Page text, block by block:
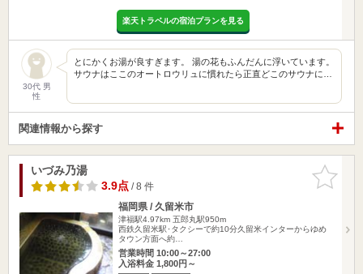
楽天トラベルの宿泊プランを見る
30代 男
性
とにかくお湯が良すぎます。 湯の花もふんだんに浮いています。
サウナはここのオートロウリュに慣れたら正直どこのサウナに…
関連情報から探す
お気に入
りに追加
いづみ乃湯
3.9点/ 8 件
福岡県 / 久留米市
津福駅4.97km 五郎丸駅950m
西鉄久留米駅･タクシーで約10分久留米インターからゆめ
タウン方面へ約…
営業時間 10:00～27:00
入浴料金 1,800円～